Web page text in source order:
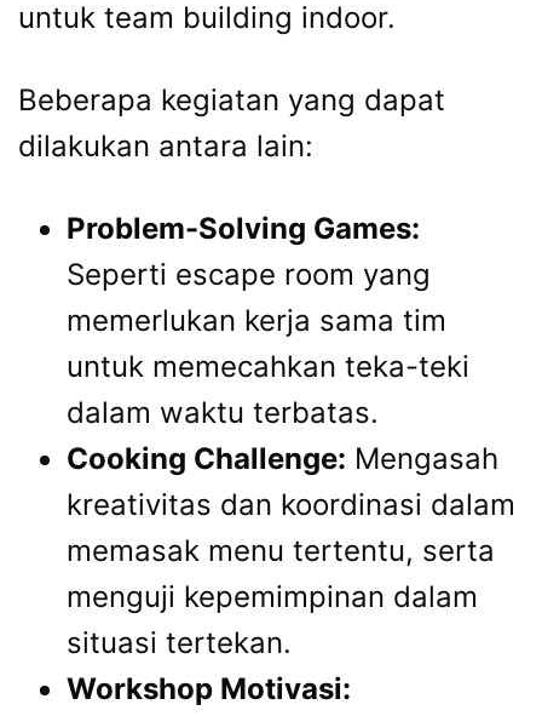
untuk team building indoor.
Beberapa kegiatan yang dapat
dilakukan antara lain:
Problem-Solving Games:
Seperti escape room yang
memerlukan kerja sama tim
untuk memecahkan teka-teki
dalam waktu terbatas.
Cooking Challenge: Mengasah
kreativitas dan koordinasi dalam
memasak menu tertentu, serta
menguji kepemimpinan dalam
situasi tertekan.
Workshop Motivasi: